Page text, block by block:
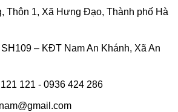
Thôn 1, Xã Hưng Đạo, Thành phố Hà
– KĐT Nam An Khánh, Xã An
121 - 0936 424 286